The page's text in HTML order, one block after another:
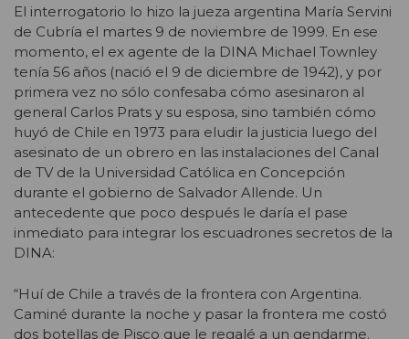
El interrogatorio lo hizo la jueza argentina María Servini
de Cubría el martes 9 de noviembre de 1999. En ese
momento, el ex agente de la DINA Michael Townley
tenía 56 años (nació el 9 de diciembre de 1942), y por
primera vez no sólo confesaba cómo asesinaron al
general Carlos Prats y su esposa, sino también cómo
huyó de Chile en 1973 para eludir la justicia luego del
asesinato de un obrero en las instalaciones del Canal
de TV de la Universidad Católica en Concepción
durante el gobierno de Salvador Allende. Un
antecedente que poco después le daría el pase
inmediato para integrar los escuadrones secretos de la
DINA:
“Huí de Chile a través de la frontera con Argentina.
Caminé durante la noche y pasar la frontera me costó
dos botellas de Pisco que le regalé a un gendarme.